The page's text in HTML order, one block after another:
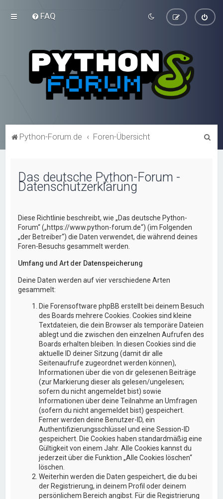
FAQ
Python-Forum.de Foren-Übersicht
Das deutsche Python-Forum -
Datenschutzerklärung
Diese Richtlinie beschreibt, wie „Das deutsche Python-
Forum“ („https://www.python-forum.de“) (im Folgenden
„der Betreiber“) die Daten verwendet, die während deines
Foren-Besuchs gesammelt werden.
Umfang und Art der Datenspeicherung
Deine Daten werden auf vier verschiedene Arten
gesammelt:
Die Forensoftware phpBB erstellt bei deinem Besuch
des Boards mehrere Cookies. Cookies sind kleine
Textdateien, die dein Browser als temporäre Dateien
ablegt und die zwischen den einzelnen Aufrufen des
Boards erhalten bleiben. In diesen Cookies sind die
aktuelle ID deiner Sitzung (damit dir alle
Seitenaufrufe zugeordnet werden können),
Informationen über die von dir gelesenen Beiträge
(zur Markierung dieser als gelesen/ungelesen;
sofern du nicht angemeldet bist) sowie
Informationen über deine Teilnahme an Umfragen
(sofern du nicht angemeldet bist) gespeichert.
Ferner werden deine Benutzer-ID, ein
Authentifizierungsschlüssel und eine Session-ID
gespeichert. Die Cookies haben standardmäßig eine
Gültigkeit von einem Jahr. Alle Cookies kannst du
jederzeit über die Funktion „Alle Cookies löschen“
löschen.
Weiterhin werden die Daten gespeichert, die du bei
der Registrierung, in deinem Profil oder deinem
persönlichem Bereich angibst. Für die Registrierung